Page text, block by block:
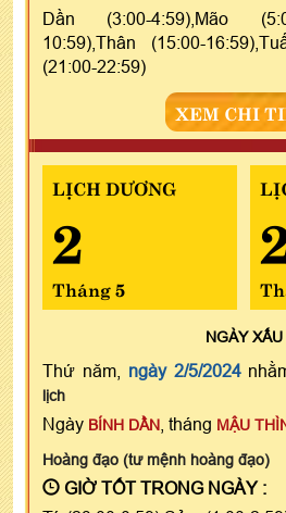
Dần (3:00-4:59),Mão
10:59),Thân (15:00-
(21:00-22:59)
XEM CHI
LỊCH DƯƠNG
2
Tháng 5
NGÀYXẤU
Thứ năm, ngày 2/5/2024
lịch
Ngày BÍNH DẦN , tháng MẬU
Hoàng đạo (tư mệnh hoàng đạo)
GIỜ TỐT TRONG NGÀY :